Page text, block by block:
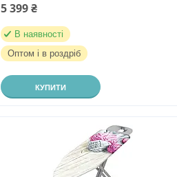
5 399 ₴
В наявності
Оптом і в роздріб
КУПИТИ